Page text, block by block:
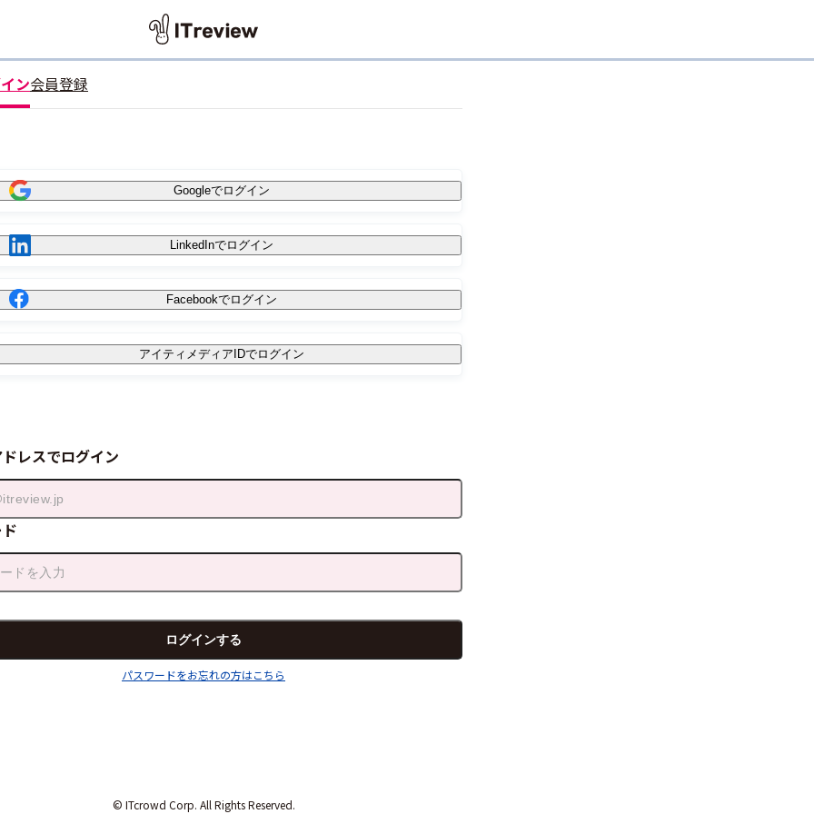
ン会員登録
Googleでログイン
LinkedInでログイン
Facebookでログイン
アイティメディアIDでログイン
レスでログイン
パスワードをお忘れの方はこちら
© ITcrowd Corp. All Rights Reserved.